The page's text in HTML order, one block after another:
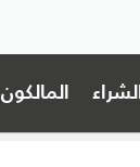
الشراء المالكون